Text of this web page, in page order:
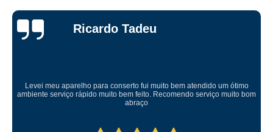
Ricardo Tadeu
Levei meu aparelho para conserto fui muito bem atendido um ótimo
ambiente serviço rápido muito bem feito. Recomendo serviço muito bom
abraço